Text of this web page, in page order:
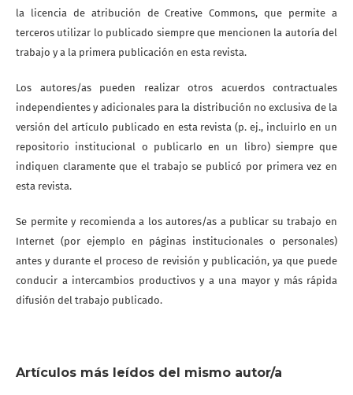
la licencia de atribución de Creative Commons, que permite a
terceros utilizar lo publicado siempre que mencionen la autoría del
trabajo y a la primera publicación en esta revista.
Los autores/as pueden realizar otros acuerdos contractuales
independientes y adicionales para la distribución no exclusiva de la
versión del artículo publicado en esta revista (p. ej., incluirlo en un
repositorio institucional o publicarlo en un libro) siempre que
indiquen claramente que el trabajo se publicó por primera vez en
esta revista.
Se permite y recomienda a los autores/as a publicar su trabajo en
Internet (por ejemplo en páginas institucionales o personales)
antes y durante el proceso de revisión y publicación, ya que puede
conducir a intercambios productivos y a una mayor y más rápida
difusión del trabajo publicado.
Artículos más leídos del mismo autor/a